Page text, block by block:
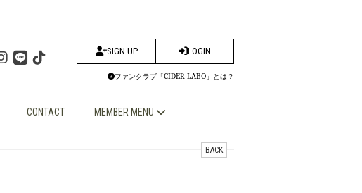
SIGN UP LOGIN
ファンクラブ「CIDER LABO」とは？
CONTACT MEMBER MENU
BACK